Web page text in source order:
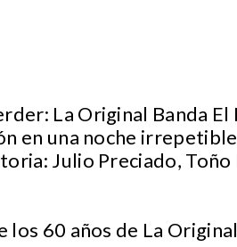
La Original Banda
en una noche
Julio Preciado,
60 años de La